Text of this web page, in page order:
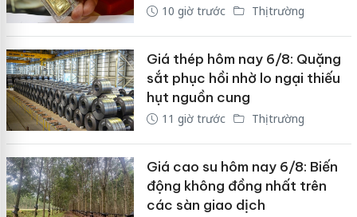
10 giờ trước Thị trường
Giá thép hôm nay 6/8: Quặng
sắt phục hồi nhờ lo ngại thiếu
hụt nguồn cung
11 giờ trước Thị trường
Giá cao su hôm nay 6/8: Biến
động không đồng nhất trên
các sàn giao dịch